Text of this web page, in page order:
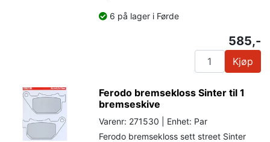
6 på lager i Førde
585,-
Kjøp
Ferodo bremsekloss Sinter til 1
bremseskive
Varenr: 271530 | Enhet: Par
Ferodo bremsekloss sett street Sinter